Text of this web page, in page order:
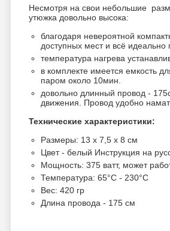
Несмотря на свои небольшие
утюжка довольно высока:
благодаря невероятной
доступных мест и всё идеально
температура нагрева
в комплекте имеется емкость
паром около 10мин.
довольно длинный провод -
движения. Провод удобно
Технические характеристики:
Размеры: 13 х 7,5 х 8 см
Цвет - белый Инструкция на
Мощность: 375 ватт, может
Температура: 65°C - 230°C
Вес: 420 гр
Длина провода - 175 см